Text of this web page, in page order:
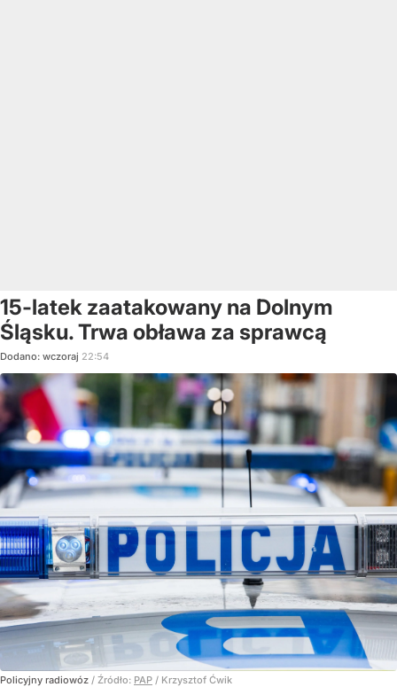
15-latek zaatakowany na Dolnym
Śląsku. Trwa obława za sprawcą
Dodano: wczoraj 22:54
Policyjny radiowóz / Źródło: PAP / Krzysztof Ćwik